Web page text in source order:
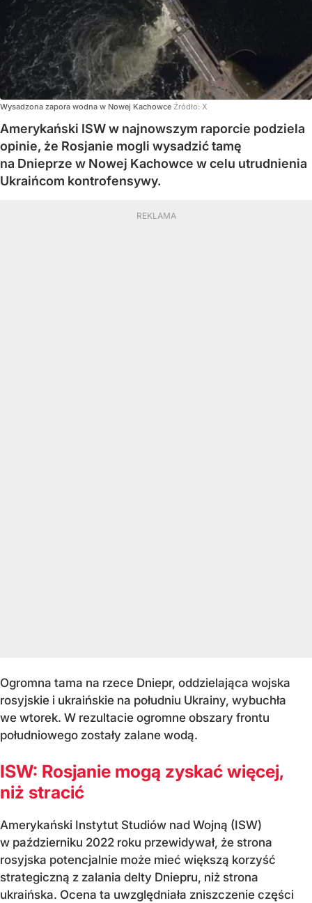
Wysadzona zapora wodna w Nowej Kachowce Źródło: X
Amerykański ISW w najnowszym raporcie podziela
opinie, że Rosjanie mogli wysadzić tamę
na Dnieprze w Nowej Kachowce w celu utrudnienia
Ukraińcom kontrofensywy.
Ogromna tama na rzece Dniepr, oddzielająca wojska
rosyjskie i ukraińskie na południu Ukrainy, wybuchła
we wtorek. W rezultacie ogromne obszary frontu
południowego zostały zalane wodą.
ISW: Rosjanie mogą zyskać więcej,
niż stracić
Amerykański Instytut Studiów nad Wojną (ISW)
w październiku 2022 roku przewidywał, że strona
rosyjska potencjalnie może mieć większą korzyść
strategiczną z zalania delty Dniepru, niż strona
ukraińska. Ocena ta uwzględniała zniszczenie części